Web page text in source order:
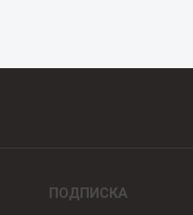
ПОДПИСКА